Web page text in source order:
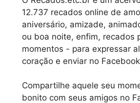
12.737 recados online de
aniversário, amizade,
ou boa noite, enfim, recados
momentos - para expressar
coração e enviar no
Compartilhe aquele seu
bonito com seus amigos no